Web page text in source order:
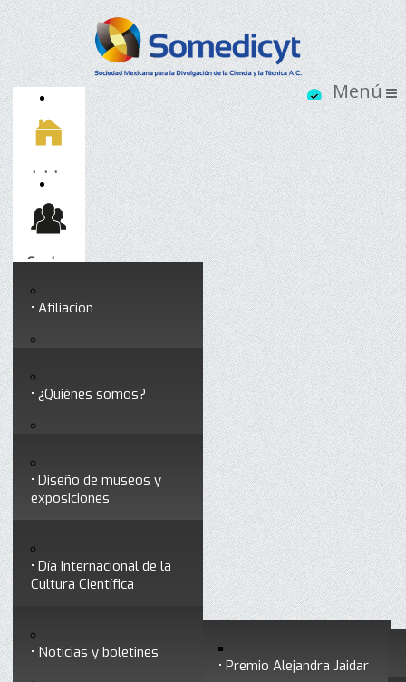
Inicio
Socios
Afiliación
Testimonios
Socios vigentes
Somedicyt
¿Quiénes somos?
Consejo Directivo
profesionales
Premios a divulgadores Premio Alejandra Jaidar
Servicios
Diseño de museos y
exposiciones
formar divulgadores
Día Internacional de la
Cultura Científica
Noticias y boletines